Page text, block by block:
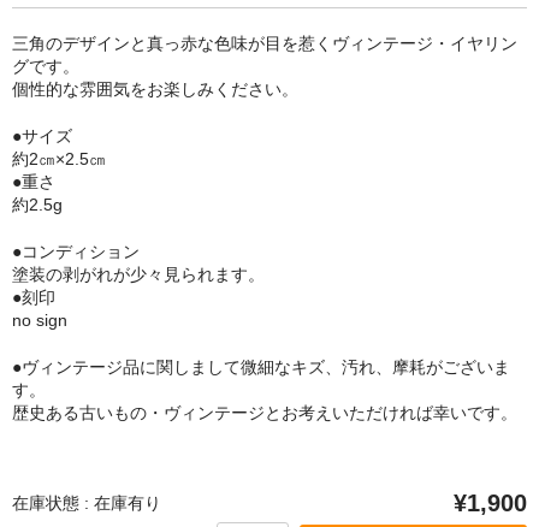
ヴィンテージ雑貨
三角のデザインと真っ赤な色味が目を惹くヴィンテージ・イヤリン
グです。
個性的な雰囲気をお楽しみください。
●サイズ
約2㎝×2.5㎝
●重さ
約2.5g
●コンディション
塗装の剥がれが少々見られます。
●刻印
no sign
●ヴィンテージ品に関しまして微細なキズ、汚れ、摩耗がございま
す。
歴史ある古いもの・ヴィンテージとお考えいただければ幸いです。
在庫状態 : 在庫有り ¥1,900